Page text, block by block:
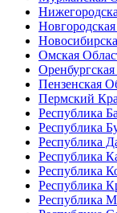
Омская
Пензенская
Пермский
Республика
Республика
Республика
Республика
Республика
Республика
Республика